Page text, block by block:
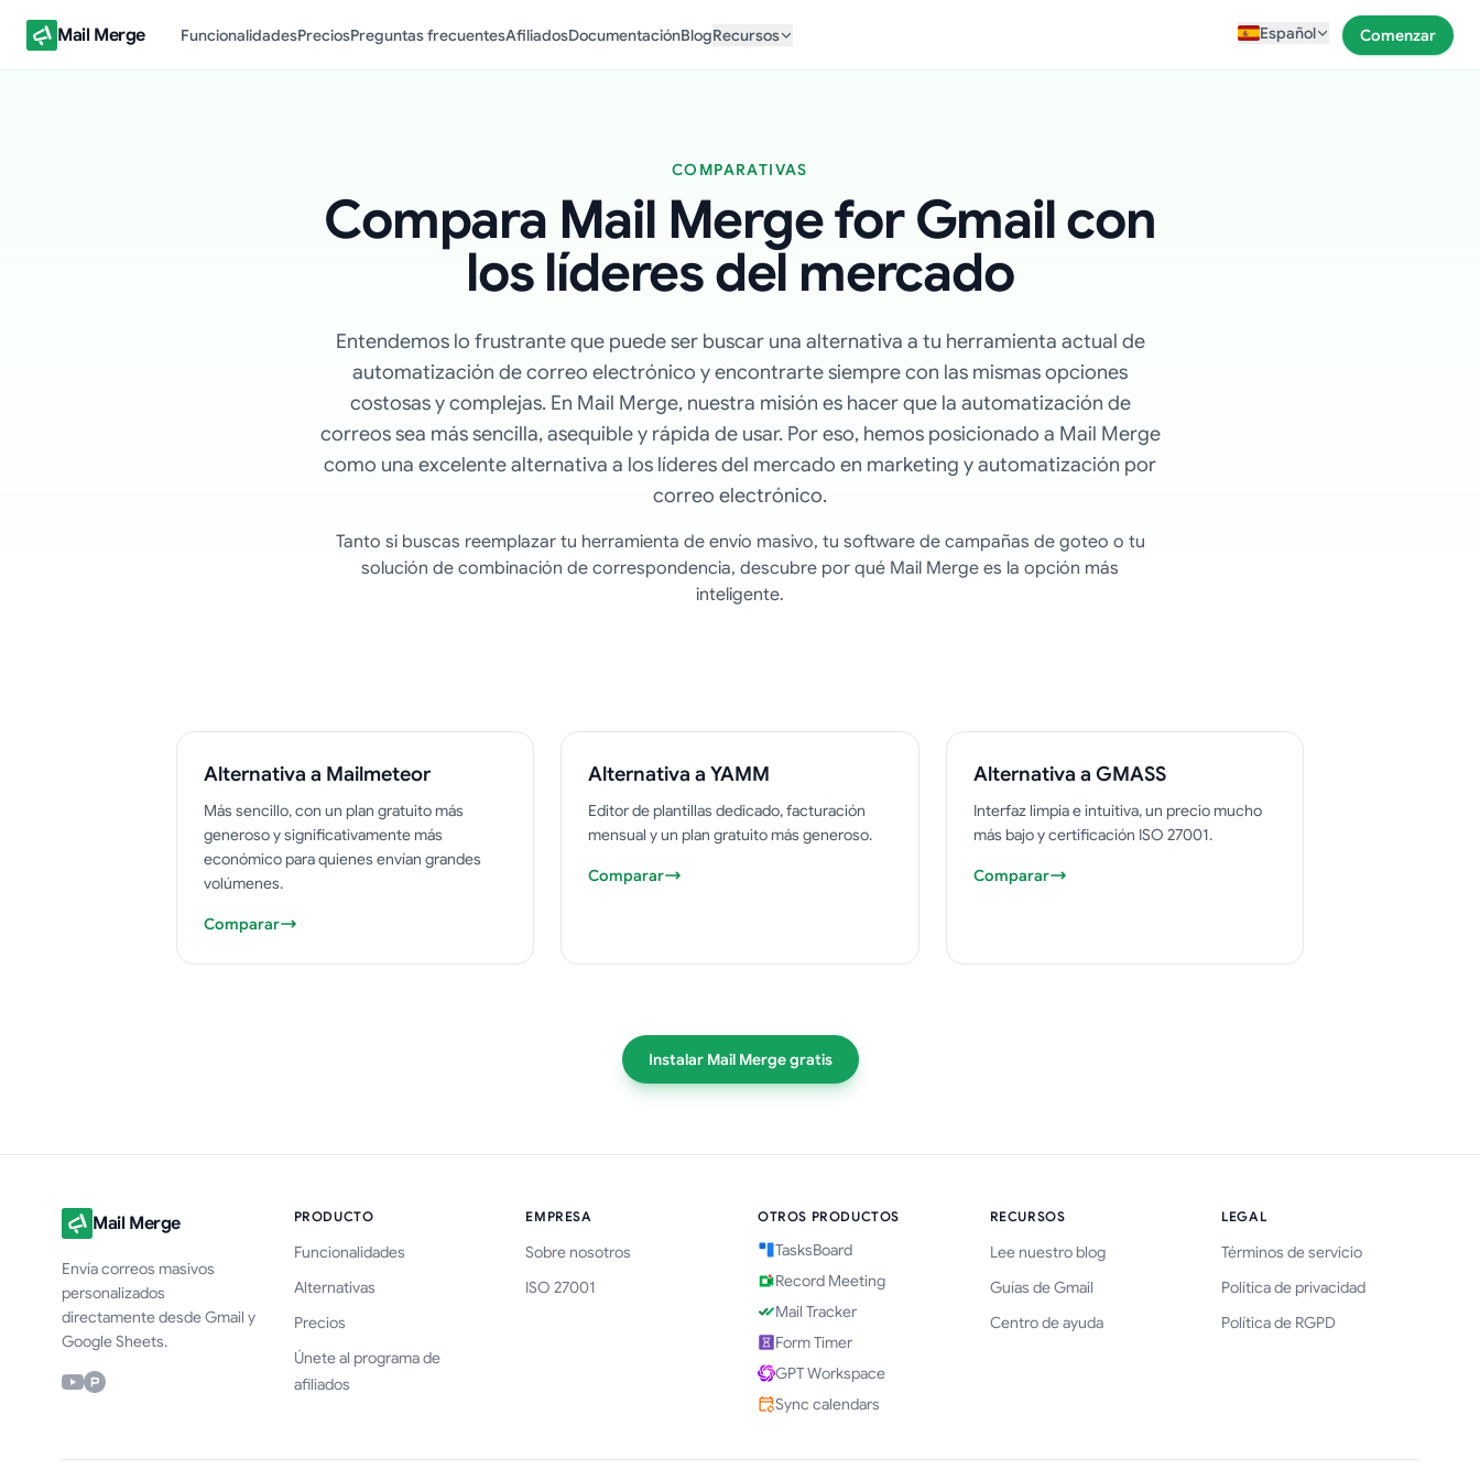
Mail Merge FuncionalidadesPreciosPreguntas frecuentesAfiliadosDocumentaciónBlogRecursos Español Comenzar
COMPARATIVAS
Compara Mail Merge for Gmail con
los líderes del mercado
Entendemos lo frustrante que puede ser buscar una alternativa a tu herramienta actual de
automatización de correo electrónico y encontrarte siempre con las mismas opciones
costosas y complejas. En Mail Merge, nuestra misión es hacer que la automatización de
correos sea más sencilla, asequible y rápida de usar. Por eso, hemos posicionado a Mail Merge
como una excelente alternativa a los líderes del mercado en marketing y automatización por
correo electrónico.
Tanto si buscas reemplazar tu herramienta de envío masivo, tu software de campañas de goteo o tu
solución de combinación de correspondencia, descubre por qué Mail Merge es la opción más
inteligente.
Alternativa a Mailmeteor
Más sencillo, con un plan gratuito más
generoso y significativamente más
económico para quienes envían grandes
volúmenes.
Comparar
Alternativa a YAMM
Editor de plantillas dedicado, facturación
mensual y un plan gratuito más generoso.
Comparar
Alternativa a GMASS
Interfaz limpia e intuitiva, un precio mucho
más bajo y certificación ISO 27001.
Comparar
Instalar Mail Merge gratis
Mail Merge
Envía correos masivos
personalizados
directamente desde Gmail y
Google Sheets.
PRODUCTO
Funcionalidades
Alternativas
Precios
Únete al programa de
afiliados
EMPRESA
Sobre nosotros
ISO 27001
OTROS PRODUCTOS
TasksBoard
Record Meeting
Mail Tracker
Form Timer
GPT Workspace
Sync calendars
RECURSOS
Lee nuestro blog
Guías de Gmail
Centro de ayuda
LEGAL
Términos de servicio
Política de privacidad
Política de RGPD